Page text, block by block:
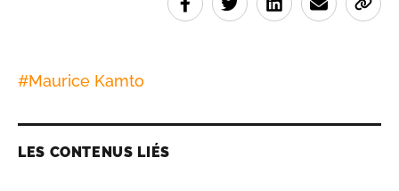
#Maurice Kamto
LES CONTENUS LIÉS